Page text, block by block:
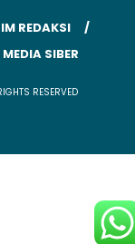
REDAKSI
MEDIA SIBER
RESERVED